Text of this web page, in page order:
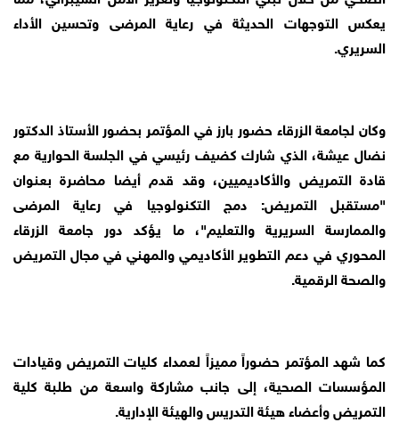
يعكس التوجهات الحديثة في رعاية المرضى وتحسين الأداء
السريري.
وكان لجامعة الزرقاء حضور بارز في المؤتمر بحضور الأستاذ الدكتور
نضال عيشة، الذي شارك كضيف رئيسي في الجلسة الحوارية مع
قادة التمريض والأكاديميين، وقد قدم أيضا محاضرة بعنوان
"مستقبل التمريض: دمج التكنولوجيا في رعاية المرضى
والممارسة السريرية والتعليم"، ما يؤكد دور جامعة الزرقاء
المحوري في دعم التطوير الأكاديمي والمهني في مجال التمريض
والصحة الرقمية.
كما شهد المؤتمر حضوراً مميزاً لعمداء كليات التمريض وقيادات
المؤسسات الصحية، إلى جانب مشاركة واسعة من طلبة كلية
التمريض وأعضاء هيئة التدريس والهيئة الإدارية.